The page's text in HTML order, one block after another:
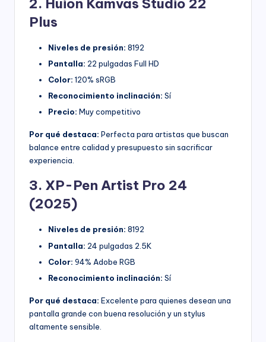
2. Huion Kamvas Studio 22
Plus
Niveles de presión: 8192
Pantalla: 22 pulgadas Full HD
Color: 120% sRGB
Reconocimiento inclinación: Sí
Precio: Muy competitivo
Por qué destaca: Perfecta para artistas que buscan
balance entre calidad y presupuesto sin sacrificar
experiencia.
3. XP-Pen Artist Pro 24
(2025)
Niveles de presión: 8192
Pantalla: 24 pulgadas 2.5K
Color: 94% Adobe RGB
Reconocimiento inclinación: Sí
Por qué destaca: Excelente para quienes desean una
pantalla grande con buena resolución y un stylus
altamente sensible.